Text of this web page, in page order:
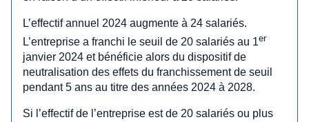
L’effectif annuel 2024 augmente à 24 salariés.
L’entreprise a franchi le seuil de 20 salariés au 1er
janvier 2024 et bénéficie alors du dispositif de
neutralisation des effets du franchissement de seuil
pendant 5 ans au titre des années 2024 à 2028.
Si l’effectif de l’entreprise est de 20 salariés ou plus